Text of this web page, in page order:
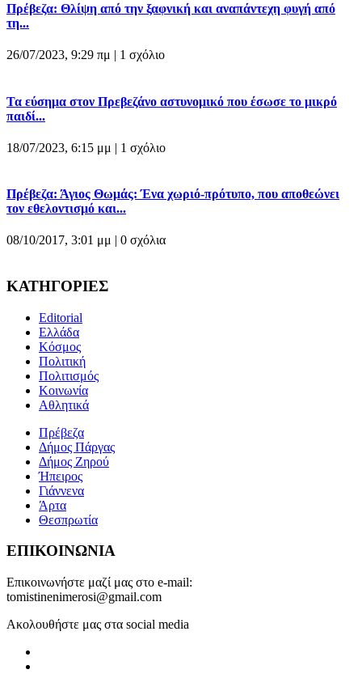
Πρέβεζα: Θλίψη από την ξαφνική και αναπάντεχη φυγή από
τη...
26/07/2023, 9:29 πμ | 1 σχόλιο
Τα εύσημα στον Πρεβεζάνο αστυνομικό που έσωσε το μικρό
παιδί...
18/07/2023, 6:15 μμ | 1 σχόλιο
Πρέβεζα: Άγιος Θωμάς: Ένα χωριό-πρότυπο, που αποθεώνει
τον εθελοντισμό και...
08/10/2017, 3:01 μμ | 0 σχόλια
ΚΑΤΗΓΟΡΙΕΣ
Editorial
Ελλάδα
Κόσμος
Πολιτική
Πολιτισμός
Κοινωνία
Αθλητικά
Πρέβεζα
Δήμος Πάργας
Δήμος Ζηρού
Ήπειρος
Γιάννενα
Άρτα
Θεσπρωτία
ΕΠΙΚΟΙΝΩΝΙΑ
Επικοινωνήστε μαζί μας στο e-mail:
tomistinenimerosi@gmail.com
Ακολουθήστε μας στα social media